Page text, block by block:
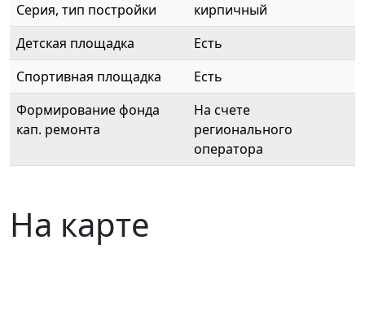
Серия, тип постройки
кирпичный
Детская площадка
Есть
Спортивная площадка
Есть
Формирование фонда
кап. ремонта
На счете
регионального
оператора
На карте